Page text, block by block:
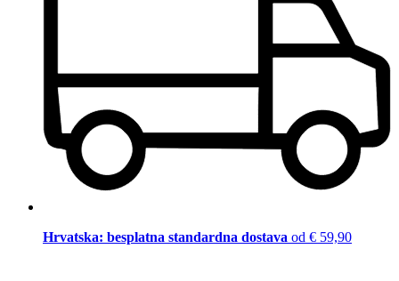
Hrvatska: besplatna standardna dostava od € 59,90